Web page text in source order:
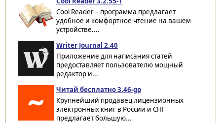
Cool Reader – программа предлагает
удобное и комфортное чтение на вашем
устройстве....
Writer Journal 2.40
Приложение для написания статей
предоставляет пользователю мощный
редактор и...
Читай бесплатно 3.46-gp
Крупнейший продавец лицензионных
электронных книг в России и СНГ
предлагает большую...